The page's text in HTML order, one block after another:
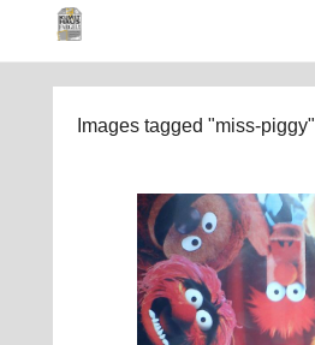
Images tagged "miss-piggy"